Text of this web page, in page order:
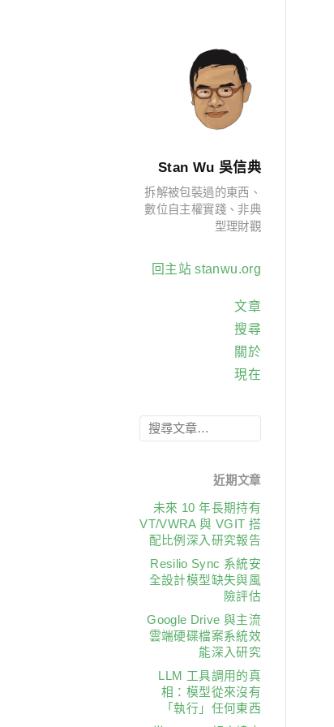
Stan Wu 吳信典
拆解被包裝過的東西、
數位自主權實踐、非典
型理財觀
回主站 stanwu.org
文章
搜尋
關於
現在
近期文章
未來 10 年長期持有
VT/VWRA 與 VGIT 搭
配比例深入研究報告
Resilio Sync 系統安
全設計模型缺失與風
險評估
Google Drive 與主流
雲端硬碟檔案系統效
能深入研究
LLM 工具調用的真
相：模型從來沒有
「執行」任何東西